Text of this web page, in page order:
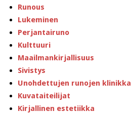
Runous
Lukeminen
Perjantairuno
Kulttuuri
Maailmankirjallisuus
Sivistys
Unohdettujen runojen klinikka
Kuvataiteilijat
Kirjallinen estetiikka